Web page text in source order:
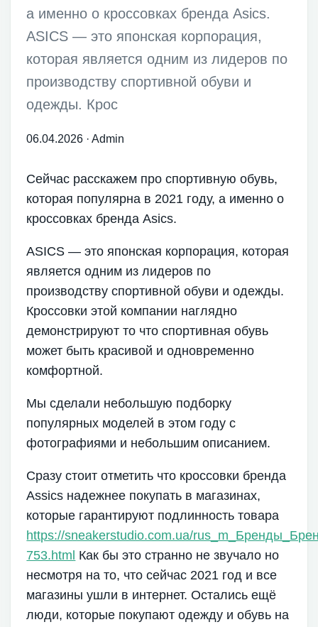
а именно о кроссовках бренда Asics.
ASICS — это японская корпорация,
которая является одним из лидеров по
производству спортивной обуви и
одежды. Крос
06.04.2026 ·Admin
Сейчас расскажем про спортивную обувь,
которая популярна в 2021 году, а именно о
кроссовках бренда Asics.
ASICS — это японская корпорация, которая
является одним из лидеров по
производству спортивной обуви и одежды.
Кроссовки этой компании наглядно
демонстрируют то что спортивная обувь
может быть красивой и одновременно
комфортной.
Мы сделали небольшую подборку
популярных моделей в этом году с
фотографиями и небольшим описанием.
Сразу стоит отметить что кроссовки бренда
Assics надежнее покупать в магазинах,
которые гарантируют подлинность товара
https://sneakerstudio.com.ua/
753.html Как бы это странно не звучало но
несмотря на то, что сейчас 2021 год и все
магазины ушли в интернет. Остались ещё
люди, которые покупают одежду и обувь на